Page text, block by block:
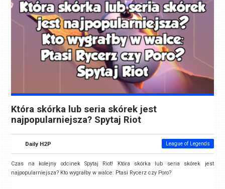
Która skórka lub seria skórek jest
najpopularniejsza? Spytaj Riot
Daily H2P League of Legends
Czas na kolejny odcinek Spytaj Riot! Która skórka lub seria skórek jest
najpopularniejsza? Kto wygrałby w walce: Ptasi Rycerz czy Poro?